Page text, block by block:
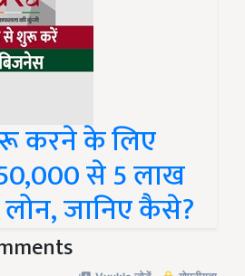
करने के लिए
से 5 लाख
जानिए कैसे?